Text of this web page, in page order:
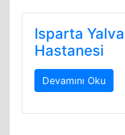
Isparta
Hastanesi
Devamını Oku